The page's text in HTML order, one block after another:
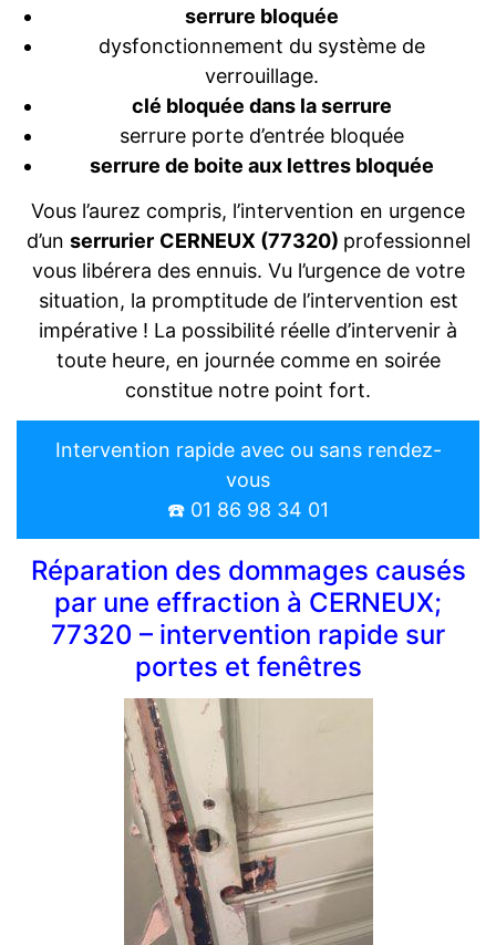
serrure bloquée
dysfonctionnement du système de
verrouillage.
clé bloquée dans la serrure
serrure porte d’entrée bloquée
serrure de boite aux lettres bloquée
Vous l’aurez compris, l’intervention en urgence
d’un serrurier CERNEUX (77320) professionnel
vous libérera des ennuis. Vu l’urgence de votre
situation, la promptitude de l’intervention est
impérative ! La possibilité réelle d’intervenir à
toute heure, en journée comme en soirée
constitue notre point fort.
Intervention rapide avec ou sans rendez-
vous
☎️ 01 86 98 34 01
Réparation des dommages causés
par une effraction à CERNEUX;
77320 – intervention rapide sur
portes et fenêtres